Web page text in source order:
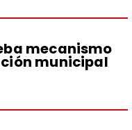
mecanismo
municipal